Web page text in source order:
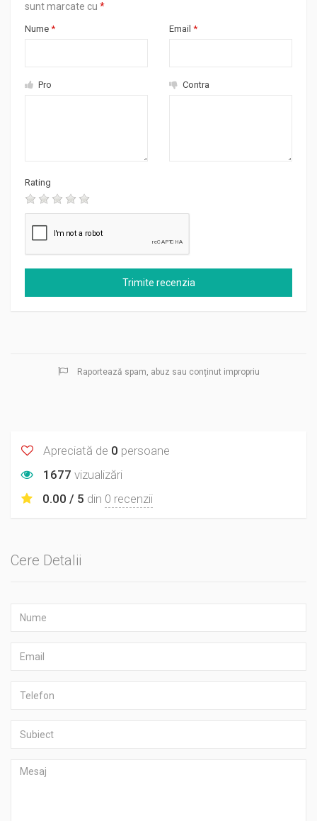
sunt marcate cu *
Nume * Email *
Pro Contra
Rating
Raportează spam, abuz sau conținut impropriu
Apreciată de 0 persoane
1677 vizualizări
0.00 / 5 din 0 recenzii
Cere Detalii